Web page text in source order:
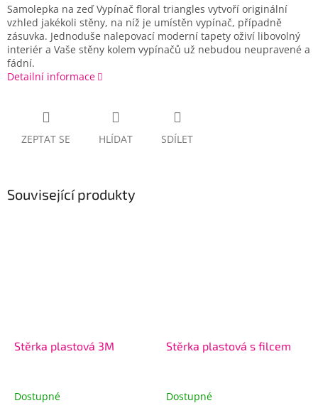
Samolepka na zeď Vypínač floral triangles vytvoří originální
vzhled jakékoli stěny, na níž je umístěn vypínač, případně
zásuvka. Jednoduše nalepovací moderní tapety oživí libovolný
interiér a Vaše stěny kolem vypínačů už nebudou neupravené a
fádní.
Detailní informace
ZEPTAT SE HLÍDAT SDÍLET
Související produkty
Stěrka plastová 3M
Dostupné
Stěrka plastová s filcem
Dostupné